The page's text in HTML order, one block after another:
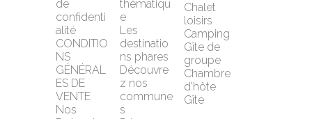
de
confidenti
alité
CONDITIO
NS
GÉNÉRAL
ES DE
VENTE
Nos
thématiqu
e
Les
destinatio
ns phares
Découvre
z nos
commune
s
Chalet
loisirs
Camping
Gîte de
groupe
Chambre
d'hôte
Gîte